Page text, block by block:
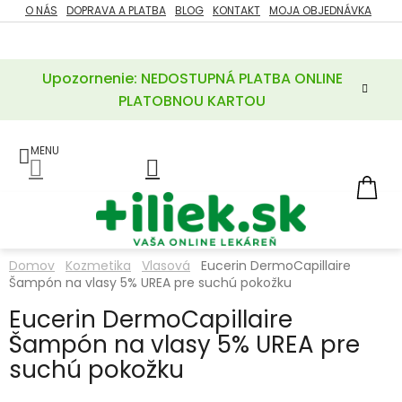
Prejsť
na
Upozornenie: NEDOSTUPNÁ PLATBA ONLINE
PLATOBNOU KARTOU
O NÁS DOPRAVA A PLATBA BLOG KONTAKT MOJA OBJEDNÁVKA
ZĽAVY
POTREBY
A
LIEKY
VITAMÍNY
MINERÁLY
KOZMETIKA
Domov Kozmetika Vlasová
Eucerin DermoCapillaire
Šampón na vlasy 5% UREA pre suchú pokožku
Eucerin DermoCapillaire
Šampón na vlasy 5% UREA pre
suchú pokožku